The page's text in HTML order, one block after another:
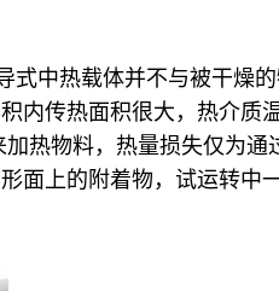
中热载体并不与被干燥
传热面积很大，热介质
热物料，热量损失仅为
面上的附着物，试运转中